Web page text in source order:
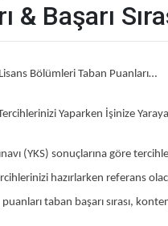
& Başarı
Bölümleri Taban Puanları…
Yaparken İşinize
(YKS) sonuçlarına göre
hazırlarken referans
taban başarı sırası,